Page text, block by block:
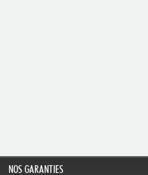
NOS GARANTIES